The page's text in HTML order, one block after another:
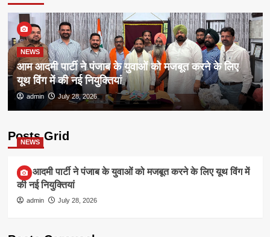
NEWS
आम आदमी पार्टी ने पंजाब के युवाओं को मजबूत करने के लिए
यूथ विंग में की नई नियुक्तियां
admin July 28, 2026
Posts Grid
NEWS
आम आदमी पार्टी ने पंजाब के युवाओं को मजबूत करने के लिए यूथ विंग में
की नई नियुक्तियां
admin July 28, 2026